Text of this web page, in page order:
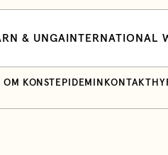
& UNGA INTERNATIONAL
OM KONSTEPIDEMIN KONTAKT